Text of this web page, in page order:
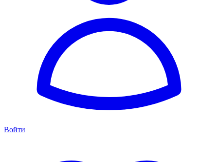
Войти